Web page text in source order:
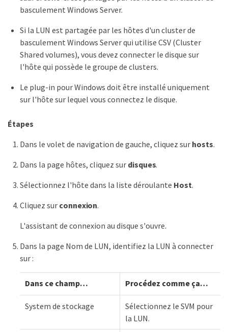
basculement Windows Server.
Si la LUN est partagée par les hôtes d'un cluster de
basculement Windows Server qui utilise CSV (Cluster
Shared volumes), vous devez connecter le disque sur
l'hôte qui possède le groupe de clusters.
Le plug-in pour Windows doit être installé uniquement
sur l'hôte sur lequel vous connectez le disque.
Étapes
Dans le volet de navigation de gauche, cliquez sur hosts.
Dans la page hôtes, cliquez sur disques.
Sélectionnez l'hôte dans la liste déroulante Host.
Cliquez sur connexion.
L'assistant de connexion au disque s'ouvre.
Dans la page Nom de LUN, identifiez la LUN à connecter
sur :
Dans ce champ…​ Procédez comme ça…​
System de stockage
Sélectionnez le SVM pour
la LUN.